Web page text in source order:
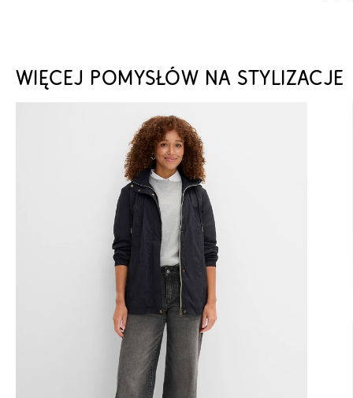
WIĘCEJ POMYSŁÓW NA STYLIZACJE